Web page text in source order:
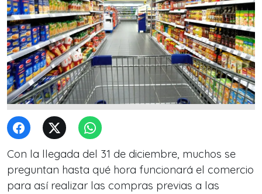
Con la llegada del 31 de diciembre, muchos se
preguntan hasta qué hora funcionará el comercio
para así realizar las compras previas a las